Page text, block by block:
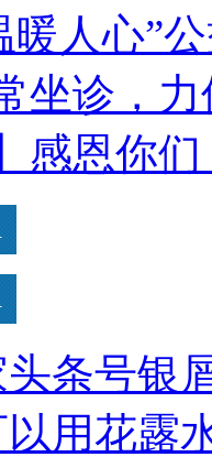
暖人心”
坐诊，力
感恩你
条号银
用花露